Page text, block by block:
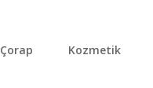
Çorap Kozmetik